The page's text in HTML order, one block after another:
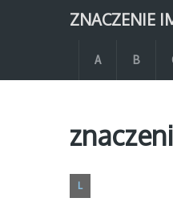
ZNACZENIE
A B
L